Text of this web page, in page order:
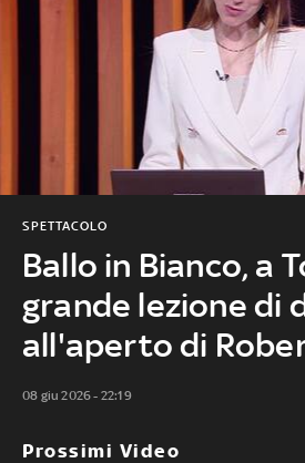
Ballo in Bianco, a
grande lezione di
all'aperto di
SPETTACOLO
08 giu 2026 - 22:19
Prossimi Video